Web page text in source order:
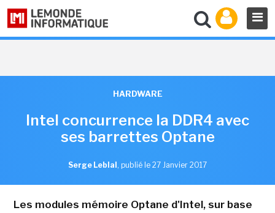
HARDWARE
Intel concurrence la DDR4 avec
ses barrettes Optane
Serge Leblal , publié le 27 Janvier 2017
Les modules mémoire Optane d'Intel, sur base